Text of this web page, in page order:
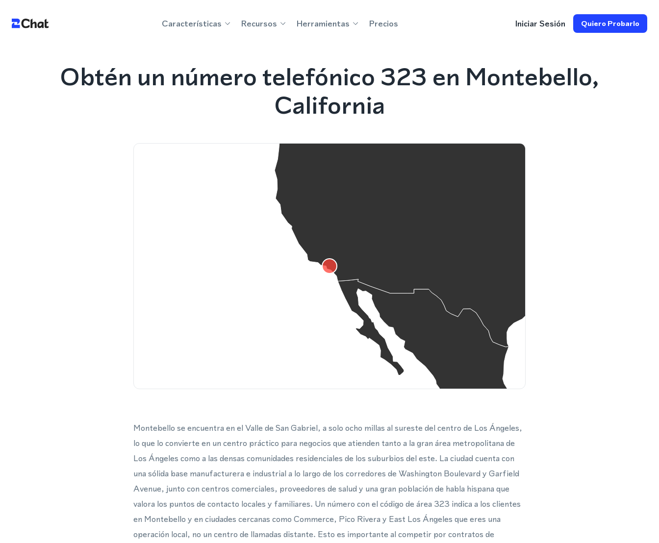
Características Recursos Herramientas Precios Iniciar Sesión Quiero Probarlo
Obtén un número telefónico 323 en Montebello,
California
Montebello se encuentra en el Valle de San Gabriel, a solo ocho millas al sureste del centro de Los Ángeles,
lo que lo convierte en un centro práctico para negocios que atienden tanto a la gran área metropolitana de
Los Ángeles como a las densas comunidades residenciales de los suburbios del este. La ciudad cuenta con
una sólida base manufacturera e industrial a lo largo de los corredores de Washington Boulevard y Garfield
Avenue, junto con centros comerciales, proveedores de salud y una gran población de habla hispana que
valora los puntos de contacto locales y familiares. Un número con el código de área 323 indica a los clientes
en Montebello y en ciudades cercanas como Commerce, Pico Rivera y East Los Ángeles que eres una
operación local, no un centro de llamadas distante. Esto es importante al competir por contratos de